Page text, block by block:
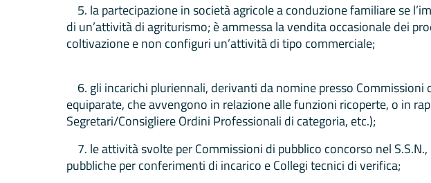
5. la partecipazione in società agricole a conduzione familiare se
di un’attività di agriturismo; è ammessa la vendita occasionale dei
coltivazione e non configuri un’attività di tipo commerciale;
6. gli incarichi pluriennali, derivanti da nomine presso
equiparate, che avvengono in relazione alle funzioni ricoperte, o in
Segretari/Consigliere Ordini Professionali di categoria, etc.);
7. le attività svolte per Commissioni di pubblico concorso nel
pubbliche per conferimenti di incarico e Collegi tecnici di verifica;